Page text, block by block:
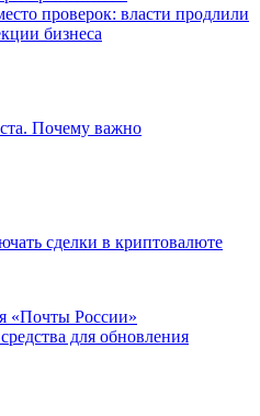
проверок: власти продлили
бизнеса
Почему важно
сделки в криптовалюте
для обновления